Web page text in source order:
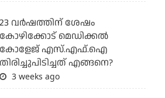
23 വർഷത്തിന് ശേഷം
കോഴിക്കോട് മെഡിക്കൽ
കോളേജ് എസ്.എഫ്.ഐ
തിരിച്ചുപിടിച്ചത് എങ്ങനെ?
3 weeks ago